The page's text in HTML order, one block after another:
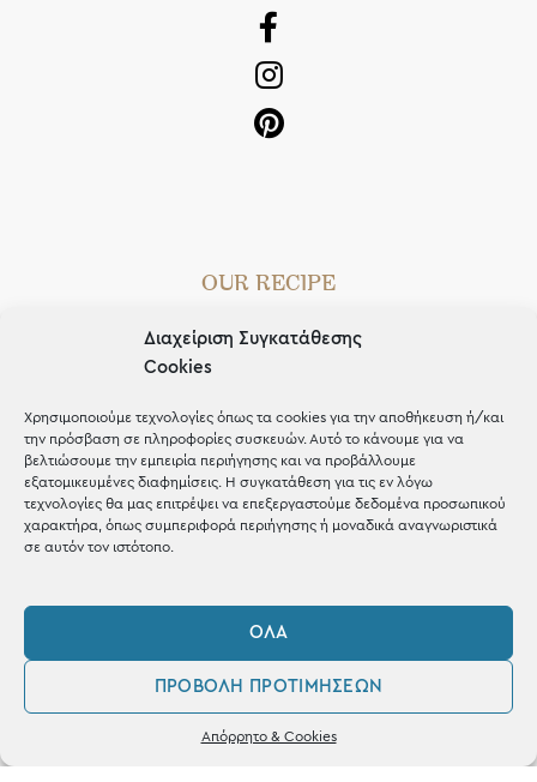
Διαχείριση Συγκατάθεσης
Cookies
Χρησιμοποιούμε τεχνολογίες όπως τα cookies για την αποθήκευση ή/και
την πρόσβαση σε πληροφορίες συσκευών. Αυτό το κάνουμε για να
βελτιώσουμε την εμπειρία περιήγησης και να προβάλλουμε
εξατομικευμένες διαφημίσεις. Η συγκατάθεση για τις εν λόγω
τεχνολογίες θα μας επιτρέψει να επεξεργαστούμε δεδομένα προσωπικού
χαρακτήρα, όπως συμπεριφορά περιήγησης ή μοναδικά αναγνωριστικά
σε αυτόν τον ιστότοπο.
ΌΛΑ
ΠΡΟΒΟΛΉ ΠΡΟΤΙΜΉΣΕΩΝ
Απόρρητο & Cookies
OUR RECIPE
Gifts
Blog
Shop the look
ΚΑΤΑΣΤΗΜΑ
Σταθά 17, 38221 Βόλος
2421 217300
Δευ / Τετ / Σαβ: 09:00 - 15:00
Φίλτρα
0